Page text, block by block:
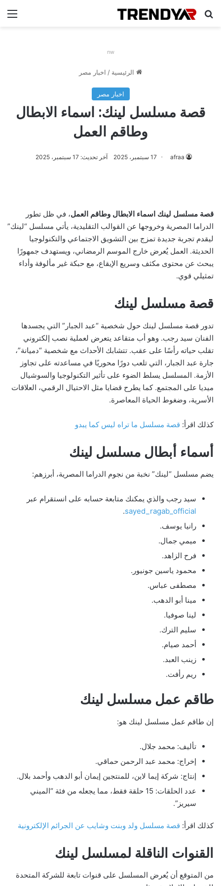
بحث عن
nw
الرئيسية / اخبار مصر
اخبار مصر
قصة مسلسل لينك: اسماء الابطال
وطاقم العمل
afraa 17 سبتمبر، 2025 آخر تحديث: 17 سبتمبر، 2025
قصة مسلسل لينك اسماء الابطال وطاقم العمل، في ظل تطور
الدراما المصرية وخروجها عن القوالب التقليدية، يأتي مسلسل “لينك”
ليقدم تجربة جديدة تمزج بين التشويق الاجتماعي والتكنولوجيا
الحديثة. العمل يُعرض خارج الموسم الرمضاني، ويستهدف جمهورًا
يبحث عن محتوى مكثف وسريع الإيقاع، مع حبكة غير مألوفة وأداء
تمثيلي قوي.
قصة مسلسل لينك
تدور قصة مسلسل لينك حول شخصية “عبد الجبار” التي يجسدها
الفنان سيد رجب. وهو أب متقاعد يتعرض لعملية نصب إلكتروني
تقلب حياته رأسًا على عقب. تتشابك الأحداث مع شخصية “دميانة”،
جارة عبد الجبار، التي تلعب دورًا محوريًا في مساعدته على تجاوز
الأزمة. المسلسل يسلط الضوء على تأثير التكنولوجيا والسوشيال
ميديا على المجتمع. كما يطرح قضايا مثل الاحتيال الرقمي، العلاقات
الأسرية، وضغوط الحياة المعاصرة.
كذلك اقرأ: قصة مسلسل ما تراه ليس كما يبدو
أسماء أبطال مسلسل لينك
يضم مسلسل “لينك” نخبة من نجوم الدراما المصرية، أبرزهم:
سيد رجب والذي يمكنك متابعة حسابه على انستقرام عبر
sayed_ragab_official
.
رانيا يوسف.
ميمي جمال.
فرح الزاهد.
محمود ياسين جونيور.
مصطفى عباس.
مينا أبو الدهب.
لينا صوفيا.
سليم الترك.
أحمد صيام.
زينب العبد.
ريم رأفت.
طاقم عمل مسلسل لينك
إن طاقم عمل مسلسل لينك هو:
تأليف: محمد جلال.
إخراج: محمد عبد الرحمن حماقي.
إنتاج: شركة إيما لاين، للمنتجين إيمان أبو الدهب وأحمد بلال.
عدد الحلقات: 15 حلقة فقط، مما يجعله من فئة “الميني
سيريز”.
كذلك اقرأ: قصة مسلسل ولد وبنت وشايب عن الجرائم الإلكترونية
القنوات الناقلة لمسلسل لينك
من المتوقع أن يُعرض المسلسل على قنوات تابعة للشركة المتحدة